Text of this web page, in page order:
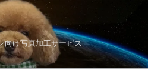
向け写真加工サービス